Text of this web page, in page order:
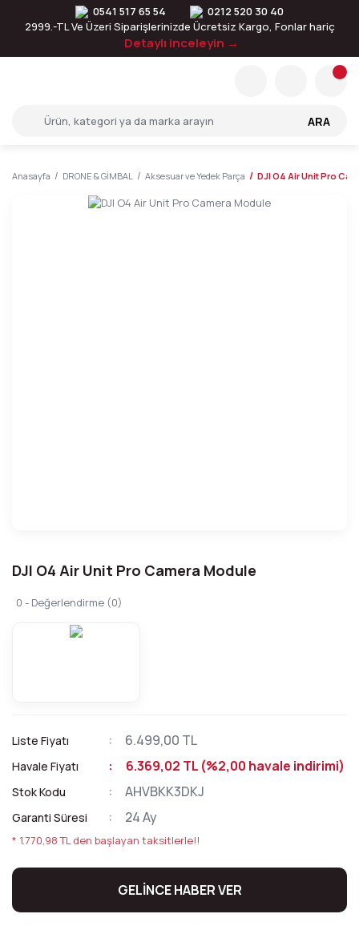
0541 517 65 54
0212 520 30 40
2999.-TL Ve Üzeri Siparişlerinizde Ücretsiz Kargo, Fonlar hariç
Detaylı inceleyin →
ARA
Anasayfa DRONE & GİMBAL Aksesuar ve Yedek Parça DJI O4 Air Unit Pro
DJI O4 Air Unit Pro Camera Module
0 - Değerlendirme (0)
Liste Fiyatı 6.499,00 TL
Havale Fiyatı 6.369,02 TL (%2,00 havale indirimi)
Stok Kodu AHVBKK3DKJ
Garanti Süresi 24 Ay
* 1.770,98 TL den başlayan taksitlerle!!
GELİNCE HABER VER